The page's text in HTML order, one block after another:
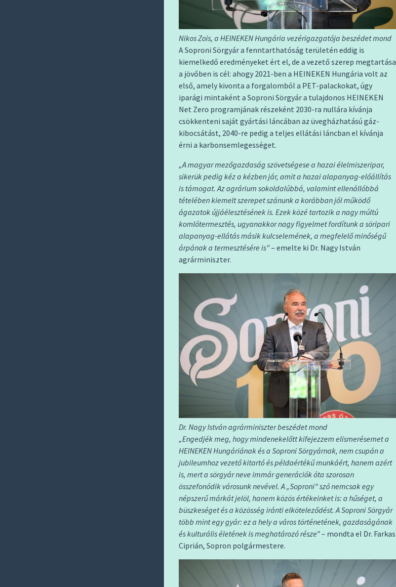
Nikos Zois, a HEINEKEN Hungária vezérigazgatója beszédet mond
A Soproni Sörgyár a fenntarthatóság területén eddig is
kiemelkedő eredményeket ért el, de a vezető szerep megtartása
a jövőben is cél: ahogy 2021-ben a HEINEKEN Hungária volt az
első, amely kivonta a forgalomból a PET-palackokat, úgy
iparági mintaként a Soproni Sörgyár a tulajdonos HEINEKEN
Net Zero programjának részeként 2030-ra nullára kívánja
csökkenteni saját gyártási láncában az üvegházhatású gáz-
kibocsátást, 2040-re pedig a teljes ellátási láncban el kívánja
érni a karbonsemlegességet.
„A magyar mezőgazdaság szövetségese a hazai élelmiszeripar,
sikerük pedig kéz a kézben jár, amit a hazai alapanyag-előállítás
is támogat. Az agrárium sokoldalúbbá, valamint ellenállóbbá
tételében kiemelt szerepet szánunk a korábban jól működő
ágazatok újjáélesztésének is. Ezek közé tartozik a nagy múltú
komlótermesztés, ugyanakkor nagy figyelmet fordítunk a söripari
alapanyag-ellátás másik kulcselemének, a megfelelő minőségű
árpának a termesztésére is”– emelte ki Dr. Nagy István
agrárminiszter.
Dr. Nagy István agrárminiszter beszédet mond
„Engedjék meg, hogy mindenekelőtt kifejezzem elismerésemet a
HEINEKEN Hungáriának és a Soproni Sörgyárnak, nem csupán a
jubileumhoz vezető kitartó és példaértékű munkáért, hanem azért
is, mert a sörgyár neve immár generációk óta szorosan
összefonódik városunk nevével. A „Soproni” szó nemcsak egy
népszerű márkát jelöl, hanem közös értékeinket is: a hűséget, a
büszkeséget és a közösség iránti elköteleződést. A Soproni Sörgyár
több mint egy gyár: ez a hely a város történetének, gazdaságának
és kulturális életének is meghatározó része”– mondta el Dr. Farkas
Ciprián, Sopron polgármestere.